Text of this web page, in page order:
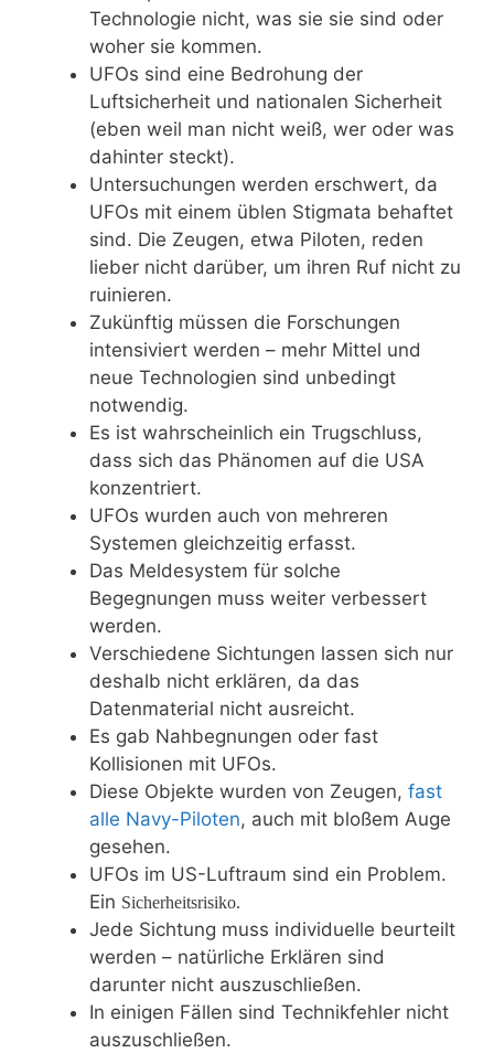
Technologie nicht, was sie sie sind oder
woher sie kommen.
UFOs sind eine Bedrohung der
Luftsicherheit und nationalen Sicherheit
(eben weil man nicht weiß, wer oder was
dahinter steckt).
Untersuchungen werden erschwert, da
UFOs mit einem üblen Stigmata behaftet
sind. Die Zeugen, etwa Piloten, reden
lieber nicht darüber, um ihren Ruf nicht zu
ruinieren.
Zukünftig müssen die Forschungen
intensiviert werden – mehr Mittel und
neue Technologien sind unbedingt
notwendig.
Es ist wahrscheinlich ein Trugschluss,
dass sich das Phänomen auf die USA
konzentriert.
UFOs wurden auch von mehreren
Systemen gleichzeitig erfasst.
Das Meldesystem für solche
Begegnungen muss weiter verbessert
werden.
Verschiedene Sichtungen lassen sich nur
deshalb nicht erklären, da das
Datenmaterial nicht ausreicht.
Es gab Nahbegnungen oder fast
Kollisionen mit UFOs.
Diese Objekte wurden von Zeugen, fast
alle Navy-Piloten, auch mit bloßem Auge
gesehen.
UFOs im US-Luftraum sind ein Problem.
Ein Sicherheitsrisiko.
Jede Sichtung muss individuelle beurteilt
werden – natürliche Erklären sind
darunter nicht auszuschließen.
In einigen Fällen sind Technikfehler nicht
auszuschließen.